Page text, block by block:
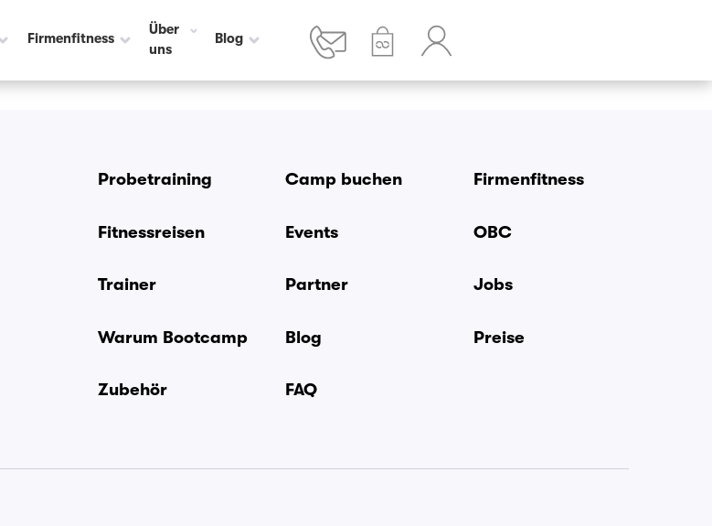
Firmenfitness
Über
uns
Blog
Probetraining Camp buchen Firmenfitness
Fitnessreisen Events OBC
Trainer Partner Jobs
Warum Bootcamp Blog Preise
Zubehör FAQ